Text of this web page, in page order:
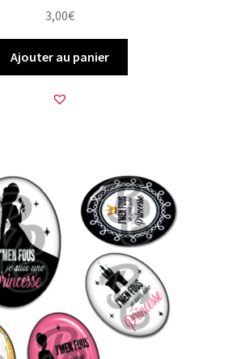
3,00€
Ajouter au panier